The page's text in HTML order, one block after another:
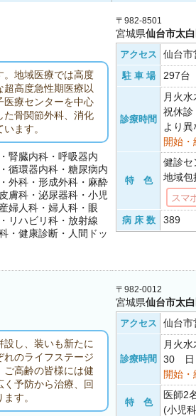
。地域医療では高度
超高度急性期医療以
医療センターを中心
た骨関節外科、消化
ます。
腎臓内科・呼吸器内
循環器内科・糖尿病内
外科・形成外科・麻酔
膚科・泌尿器科・小児
婦人科・婦人科・眼
リハビリ科・放射線
・健康診断・人間ドッ
〒982-8501
宮城県仙台市太
アクセス 仙台市
駐 車 場 297台
診療時間
月火
祝休
より異
開始・
特 色
健診セ
地域包
スマ
病 床 数 389
設し、装いも新たに
れのライフステージ
ご高齢の皆様には健
予防から治療、回
す。
〒982-0012
宮城県仙台市太
アクセス 仙台市
診療時間
月火
30 日
開始・
特 色
医師2
(小児